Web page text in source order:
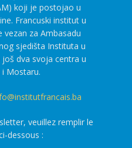
koji je postojao u
Francuski institut u
vezan za Ambasadu
sjedišta Instituta u
dva svoja centra u
i Mostaru.
veuillez remplir le
dessous :